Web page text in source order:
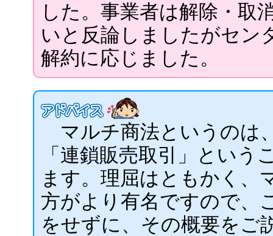
した。事業者は解除・取
いと反論しましたがセン
解約に応じました。
マルチ商法というのは
「連鎖販売取引」という
ます。理屈はともかく、
方がより有名ですので、
をせずに、その概要をご